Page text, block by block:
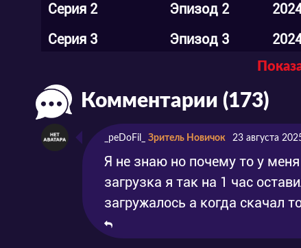
Серия 2
Эпизод 2
Серия 3
Эпизод 3
Серия 5
Эпизод 5
Серия 6
Эпизод 6
Серия 7
Эпизод 7
Эпизод 8
Серия 9
Комментарии (173)
_peDoFil_ Зритель Новичок 23 августа
Я не знаю но почему то у
загрузка я так на 1 час
загружалось а когда скачал